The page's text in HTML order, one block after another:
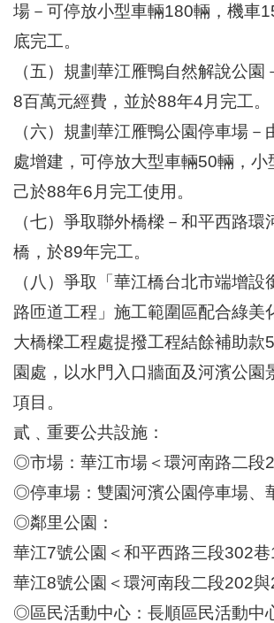
場－可停放小型車輛180輛，機車
底完工。
（五）規劃華江雁鴨自然解說公園
8百萬元經費，並於88年4月完工。
（六）規劃華江雁鴨公園停車場－
處增建，可停放大型車輛50輛，小
己於88年6月完工使用。
（七）爭取聯外橋樑－和平西路環
橋，於89年完工。
（八）爭取「華江橋台北市端增設
路匝道工程」施工範圍區配合綠美
大橋樑工程處提撥工程結餘補助款
園處，以水門入口牆面及河濱公園
項目。
貳﹑重要公共設施：
◎市場：華江市場＜環河南路二段
◎停車場：雙園河濱公園停車場、
◎鄰里公園：
華江7號公園＜和平西路三段302巷
華江8號公園＜環河南段二段202與
◎區民活動中心：長順區民活動中